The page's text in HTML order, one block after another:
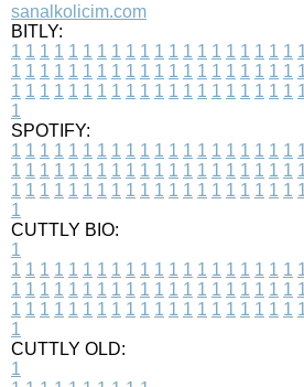
sanalkolicim.com
BITLY:
1 1 1 1 1 1 1 1 1 1 1 1 1 1 1 1 1 1 1 1
1 1 1 1 1 1 1 1 1 1 1 1 1 1 1 1 1 1 1 1
1 1 1 1 1 1 1 1 1 1 1 1 1 1 1 1 1 1 1 1
1
SPOTIFY:
1 1 1 1 1 1 1 1 1 1 1 1 1 1 1 1 1 1 1 1
1 1 1 1 1 1 1 1 1 1 1 1 1 1 1 1 1 1 1 1
1 1 1 1 1 1 1 1 1 1 1 1 1 1 1 1 1 1 1 1
1
CUTTLY BIO:
1
1 1 1 1 1 1 1 1 1 1 1 1 1 1 1 1 1 1 1 1
1 1 1 1 1 1 1 1 1 1 1 1 1 1 1 1 1 1 1 1
1 1 1 1 1 1 1 1 1 1 1 1 1 1 1 1 1 1 1 1
1
CUTTLY OLD:
1